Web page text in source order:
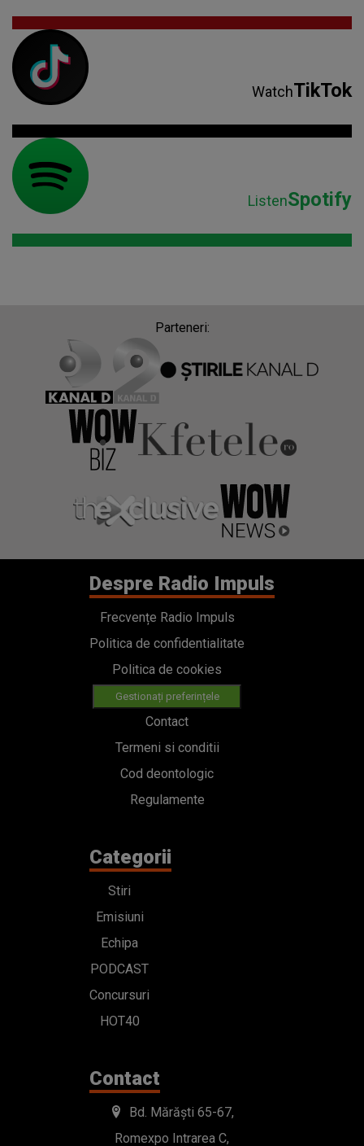
WatchTikTok
ListenSpotify
Parteneri:
Despre Radio Impuls
Frecvențe Radio Impuls
Politica de confidentialitate
Politica de cookies
Gestionați preferințele
Contact
Termeni si conditii
Cod deontologic
Regulamente
Categorii
Stiri
Emisiuni
Echipa
PODCAST
Concursuri
HOT40
Contact
Bd. Mărăști 65-67,
Romexpo Intrarea C,